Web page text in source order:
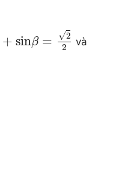
+ sinβ = 2
√
2
và